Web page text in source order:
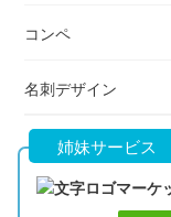
コンペ
名刺デザイン
姉妹サービス